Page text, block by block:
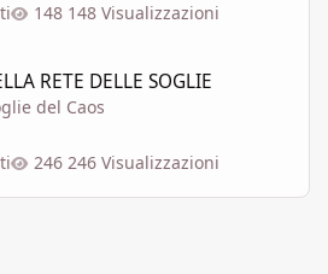
148 Visualizzazioni
RETE DELLE SOGLIE
del Caos
246 Visualizzazioni